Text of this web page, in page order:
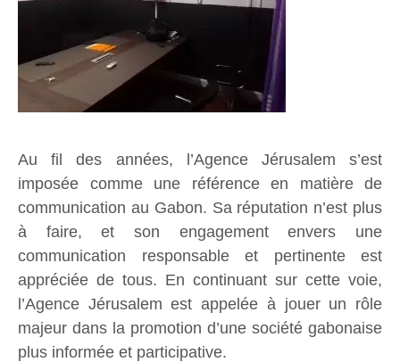
Au fil des années, l’Agence Jérusalem s’est
imposée comme une référence en matière de
communication au Gabon. Sa réputation n’est plus
à faire, et son engagement envers une
communication responsable et pertinente est
appréciée de tous. En continuant sur cette voie,
l’Agence Jérusalem est appelée à jouer un rôle
majeur dans la promotion d’une société gabonaise
plus informée et participative.